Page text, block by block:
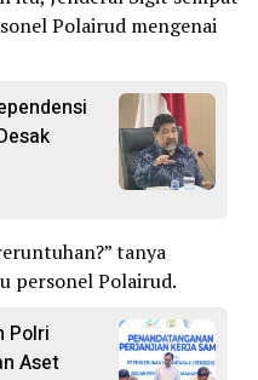
Polairud mengenai
tanya
personel Polairud.
Polri
Aset